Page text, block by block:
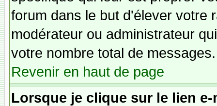
forum dans le but d'élever votre
modérateur ou administrateur
votre nombre total de messages.
Revenir en haut de page
Lorsque je clique sur le lien